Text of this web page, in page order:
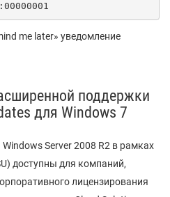
me later» уведомление
поддержки
для Windows 7
Server 2008 R2 в рамках
доступны для компаний,
лицензирования